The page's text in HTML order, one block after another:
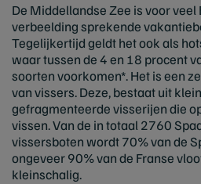
De Middellandse Zee is voor veel
verbeelding sprekende
Tegelijkertijd geldt het ook als
waar tussen de 4 en 18 procent
soorten voorkomen*. Het is een
van vissers. Deze, bestaat uit
gefragmenteerde visserijen die
vissen. Van de in totaal 2760
vissersboten wordt 70% van de
ongeveer 90% van de Franse
kleinschalig.